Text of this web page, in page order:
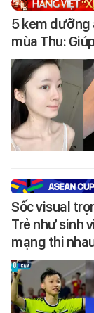
5 kem dưỡng
mùa Thu:
Sốc visual
Trẻ như sinh
mạng thi